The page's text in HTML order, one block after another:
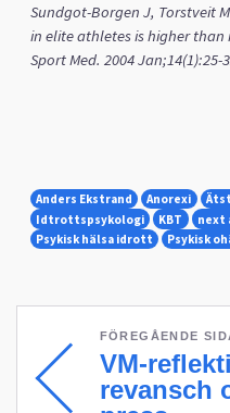
Sundgot-Borgen J, Torstveit
in elite athletes is higher
Sport Med. 2004 Jan;14(1):25-
Anders Ekstrand Anorexi
Idtrottspsykologi
KBT next
Psykisk hälsa idrott
Psykisk
FÖREGÅENDE
VM-
revansch